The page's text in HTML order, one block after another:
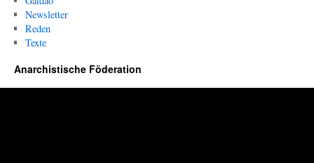
Newsletter
Reden
Texte
Anarchistische Föderation